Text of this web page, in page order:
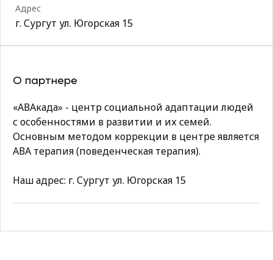
Адрес
г. Сургут ул. Югорская 15
О партнере
«АВАкада» - центр социальной адаптации людей
с особенностями в развитии и их семей.
Основным методом коррекции в центре является
АВА терапия (поведенческая терапия).
Наш адрес: г. Сургут ул. Югорская 15